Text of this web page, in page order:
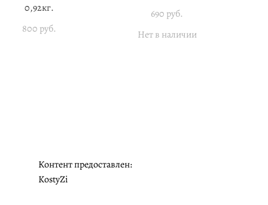
0,92кг.
800 pуб.
690 pуб.
Нет в наличии
Контент предоставлен:
KostyZi